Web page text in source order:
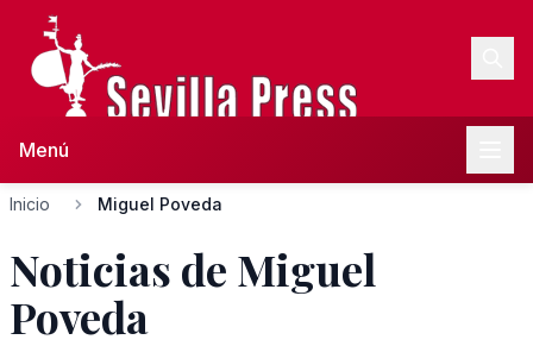
Menú
Inicio Miguel Poveda
Noticias de Miguel
Poveda